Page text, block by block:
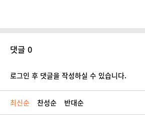
댓글 0
로그인 후 댓글을 작성하실 수 있습니다.
최신순 찬성순 반대순